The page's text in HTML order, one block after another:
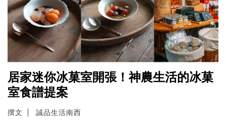
居家迷你冰菓室開張！神農生活的冰菓
室食譜提案
撰文 誠品生活南西